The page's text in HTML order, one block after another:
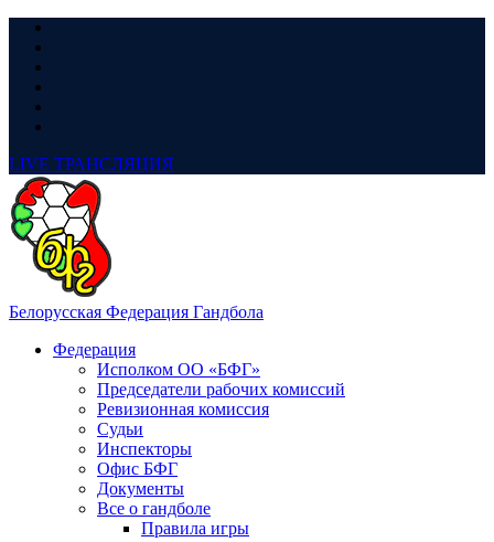
LIVE ТРАНСЛЯЦИЯ
Белорусская Федерация Гандбола
Федерация
Исполком ОО «БФГ»
Председатели рабочих комиссий
Ревизионная комиссия
Судьи
Инспекторы
Офис БФГ
Документы
Все о гандболе
Правила игры